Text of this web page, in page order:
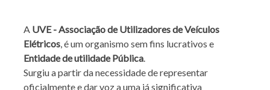
A UVE - Associação de Utilizadores de Veículos
Elétricos, é um organismo sem fins lucrativos e
Entidade de utilidade Pública.
Surgiu a partir da necessidade de representar
oficialmente e dar voz a uma já significativa